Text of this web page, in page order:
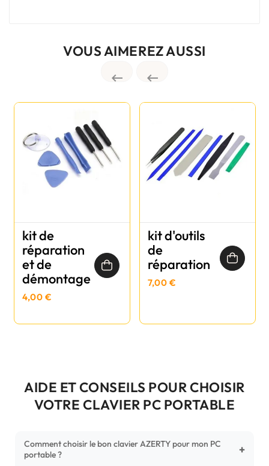
VOUS AIMEREZ AUSSI
 
kit de
réparation
et de
démontage
4,00 €
kit d'outils
de
réparation
7,00 €
AIDE ET CONSEILS POUR CHOISIR
VOTRE CLAVIER PC PORTABLE
Comment choisir le bon clavier AZERTY pour mon PC
portable ?
+